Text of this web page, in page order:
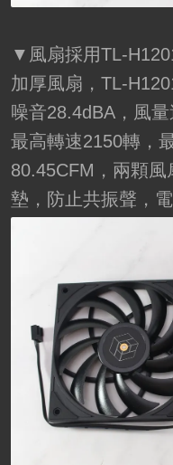
▼風扇採用TL-
加厚風扇，TL-
噪音28.4dBA，風
最高轉速2150轉，
80.45CFM，兩顆
墊，防止共振聲，